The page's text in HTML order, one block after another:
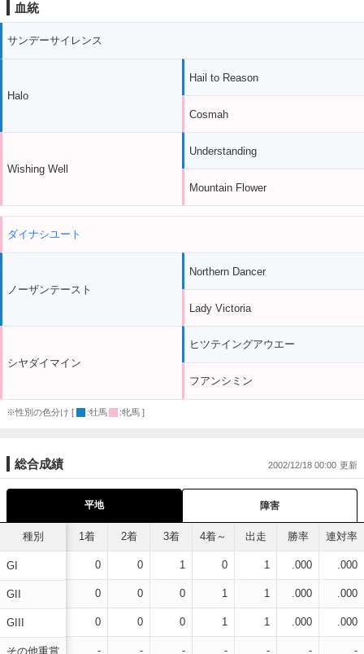
血統
サンデーサイレンス
Halo
Wishing Well
Hail to Reason
Cosmah
Understanding
Mountain Flower
ダイナシユート
ノーザンテースト
シヤダイマイン
Northern Dancer
Lady Victoria
ヒツテイングアウエー
フアンシミン
※性別の色分け [ :牡馬 :牝馬 ]
総合成績 2002/12/18 00:00
平地 障害
種別
GI
GII
GIII
その他重賞
1着 2着 3着 4着～ 出走 勝率 連対率
0 0 1 0 1 .000 .000
0 0 0 1 1 .000 .000
0 0 0 1 1 .000 .000
- - - - - - -